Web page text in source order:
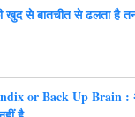
खुद से बातचीत से ढलता है
or Back Up Brain :